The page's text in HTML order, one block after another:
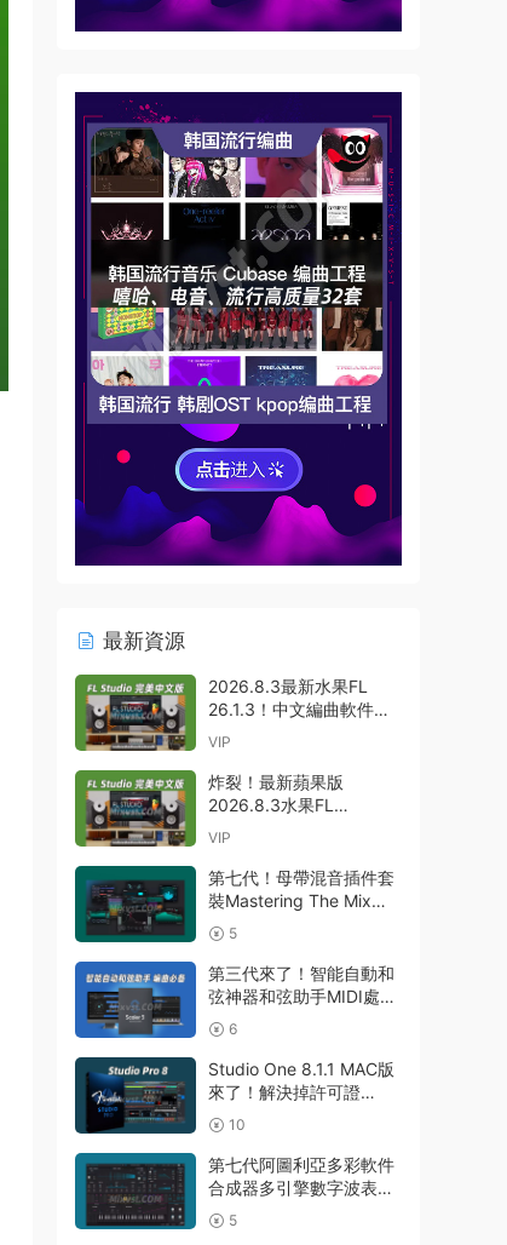
最新資源
2026.8.3最新水果FL
26.1.3！中文編曲軟件
Image-Line – FL Studio
Build 5570 All Plugins
WIN
VIP
炸裂！最新蘋果版
2026.8.3水果FL
26.1.3！中文編曲軟件
Producer Edition
v26.1.3.5336 (All
GUISEPPE MAC
VIP
第七代！母帶混音插件套
裝Mastering The Mix
Bundle v2026.7.21 U2B
MAC-MORiA
5
第三代來了！智能自動和
弦神器和弦助手MIDI處理
Plugin Boutique – Scaler
3 v3.3.0 MAC
6
Studio One 8.1.1 MAC版
來了！解決掉許可證
Presonus Studio One
Pro 8 v8.1.1 MacOS U2B
完美中文破解版Fender
Studio Pro 8
10
第七代阿圖利亞多彩軟件
合成器多引擎數字波表合
成器 Arturia Pigments
v7.0.1 CE-V.R WIN
5